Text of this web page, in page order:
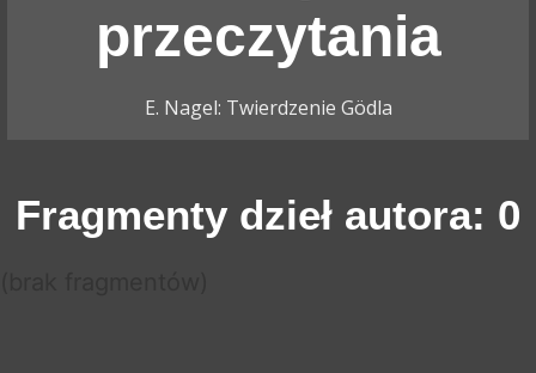
przeczytania
E. Nagel: Twierdzenie Gödla
Fragmenty dzieł autora: 0